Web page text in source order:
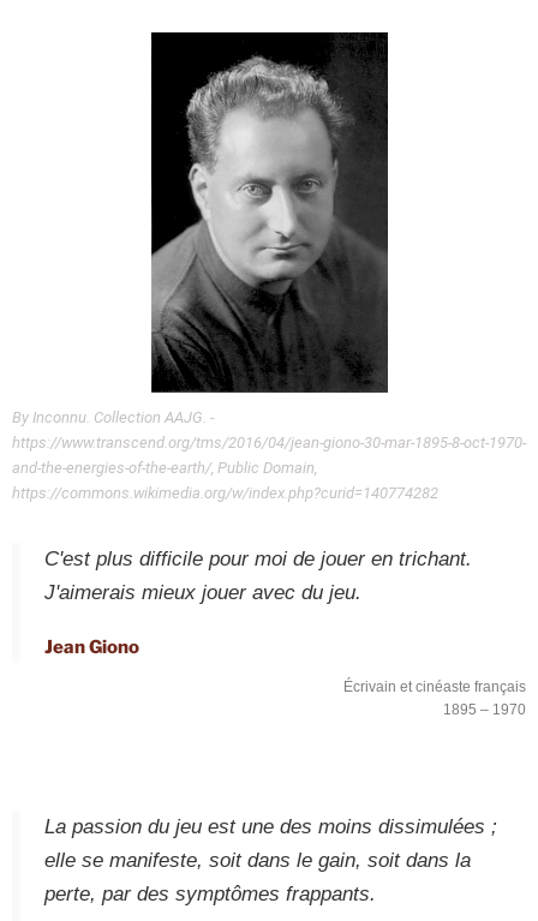
By Inconnu. Collection AAJG. -
https://www.transcend.org/tms/2016/04/jean-giono-30-mar-1895-8-oct-1970-
and-the-energies-of-the-earth/, Public Domain,
https://commons.wikimedia.org/w/index.php?curid=140774282
C'est plus difficile pour moi de jouer en trichant.
J'aimerais mieux jouer avec du jeu.
Jean Giono
Écrivain et cinéaste français
1895 – 1970
La passion du jeu est une des moins dissimulées ;
elle se manifeste, soit dans le gain, soit dans la
perte, par des symptômes frappants.